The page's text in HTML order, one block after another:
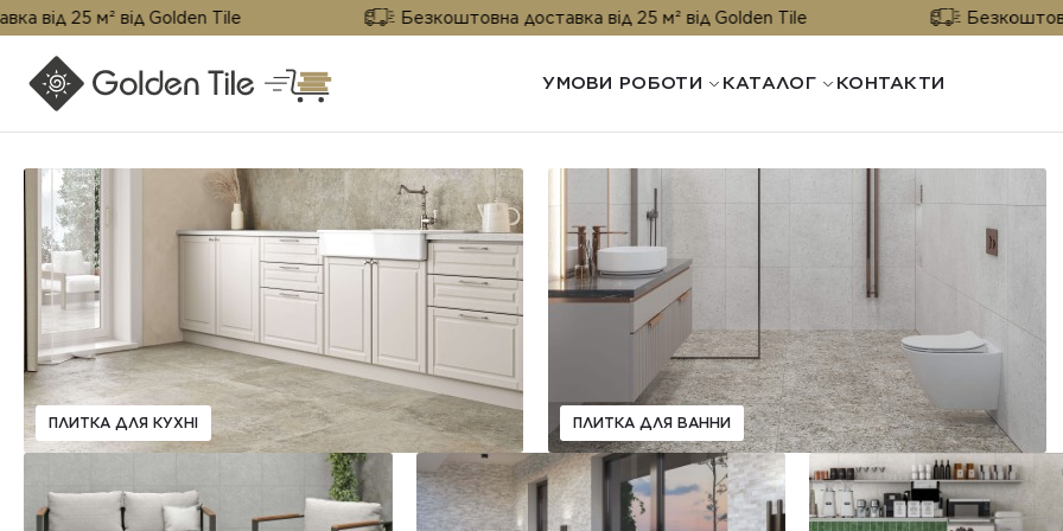
25 м² від Golden Tile Безкоштовна доставка від 25 м² від Golden Tile Безкоштовна
УМОВИ РОБОТИ КАТАЛОГ КОНТАКТИ
ПЛИТКА ДЛЯ КУХНІ ПЛИТКА ДЛЯ ВАННИ